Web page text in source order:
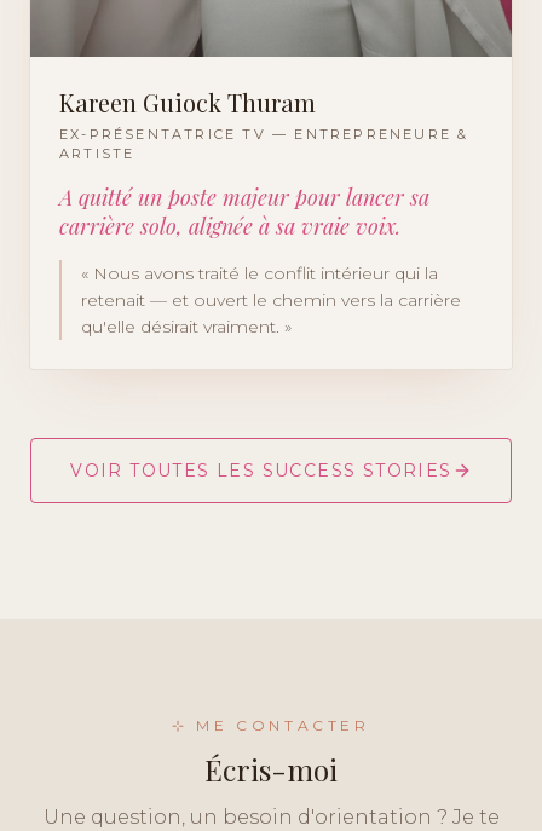
Kareen Guiock Thuram
EX-PRÉSENTATRICE TV — ENTREPRENEURE &
ARTISTE
A quitté un poste majeur pour lancer sa
carrière solo, alignée à sa vraie voix.
« Nous avons traité le conflit intérieur qui la
retenait — et ouvert le chemin vers la carrière
qu'elle désirait vraiment. »
VOIR TOUTES LES SUCCESS STORIES
⊹ ME CONTACTER
Écris-moi
Une question, un besoin d'orientation ? Je te